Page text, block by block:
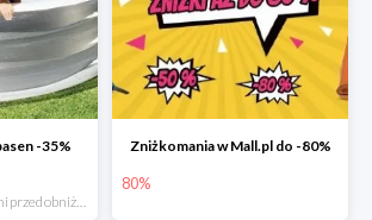
-35% Zniżkomania w Mall.pl do -80%
80%